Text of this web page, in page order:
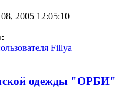
2005 12:05:10
Fillya
одежды "ОРБИ"